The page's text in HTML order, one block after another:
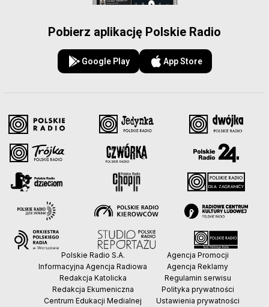
Pobierz aplikację Polskie Radio
Google Play App Store
Polskie Radio S.A.
Informacyjna Agencja Radiowa
Redakcja Katolicka
Redakcja Ekumeniczna
Centrum Edukacji Medialnej
Agencja Promocji
Agencja Reklamy
Regulamin serwisu
Polityka prywatności
Ustawienia prywatności